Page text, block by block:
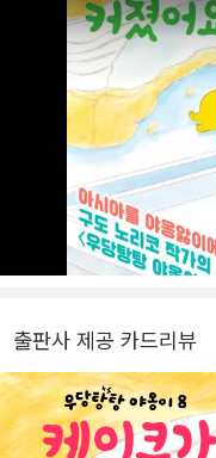
출판사 제공 카드리뷰